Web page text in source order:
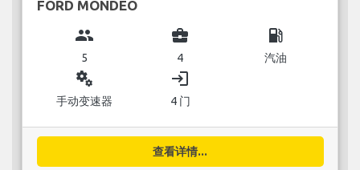
FORD MONDEO
group
5
business_center
4
local_gas_station
汽油
miscellaneous_services
手动变速器
login
4 门
查看详情...